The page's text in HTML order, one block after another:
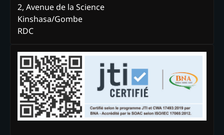
2, Avenue de la Science
Kinshasa/Gombe
RDC